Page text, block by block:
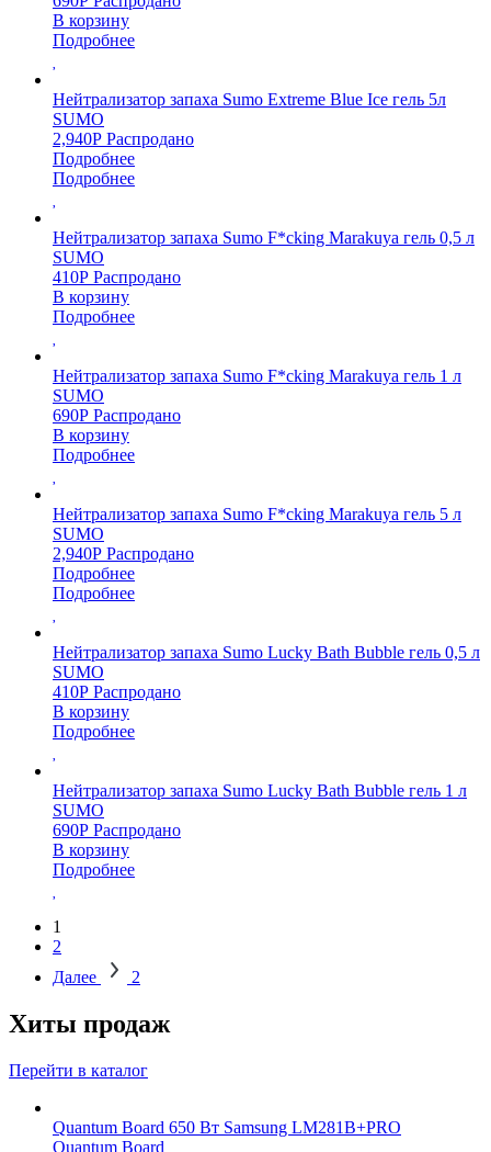
В корзину
Подробнее
Нейтрализатор запаха Sumo Extreme Blue Ice гель 5л
SUMO
2,940Р Распродано
Подробнее
Подробнее
Нейтрализатор запаха Sumo F*cking Marakuya гель 0,5 л
SUMO
410Р Распродано
В корзину
Подробнее
Нейтрализатор запаха Sumo F*cking Marakuya гель 1 л
SUMO
690Р Распродано
В корзину
Подробнее
Нейтрализатор запаха Sumo F*cking Marakuya гель 5 л
SUMO
2,940Р Распродано
Подробнее
Подробнее
Нейтрализатор запаха Sumo Lucky Bath Bubble гель 0,5 л
SUMO
410Р Распродано
В корзину
Подробнее
Нейтрализатор запаха Sumo Lucky Bath Bubble гель 1 л
SUMO
690Р Распродано
В корзину
Подробнее
1
2
Далее
2
Хиты продаж
Перейти в каталог
Quantum Board 650 Вт Samsung LM281B+PRO
Quantum Board